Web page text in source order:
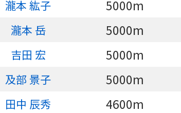
瀧本 紘子 5000m
瀧本 岳 5000m
吉田 宏 5000m
及部 景子 5000m
田中 辰秀 4600m